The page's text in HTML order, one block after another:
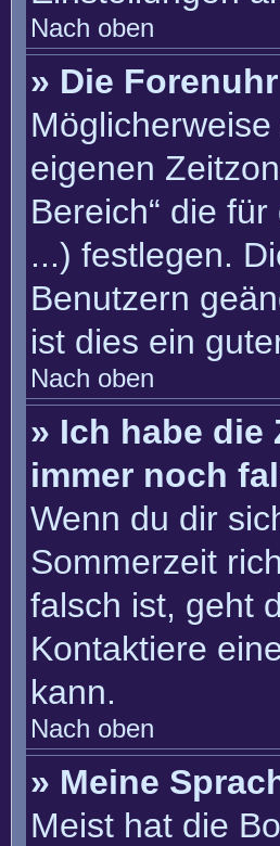
Nach oben
» Die
eigenen
Bereich“ die
...) festlegen.
Benutzern
ist dies ein
Nach oben
» Ich habe die
immer noch
Wenn du dir
Sommerzeit
falsch ist, geht
Kontaktiere
kann.
Nach oben
» Meine
Meist hat die